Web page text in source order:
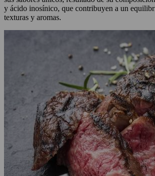
y ácido inosínico, que contribuyen a un
texturas y aromas.